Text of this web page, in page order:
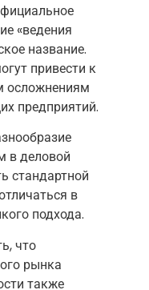
«ведения
название.
привести к
осложнениям
предприятий.
в деловой
стандартной
в
подхода.
что
рынка
также